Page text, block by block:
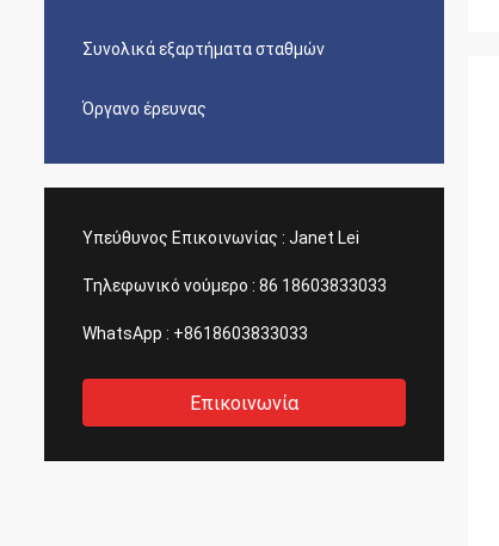
Συνολικά εξαρτήματα σταθμών
Όργανο έρευνας
Υπεύθυνος Επικοινωνίας : Janet Lei
Τηλεφωνικό νούμερο : 86 18603833033
WhatsApp : +8618603833033
Επικοινωνία